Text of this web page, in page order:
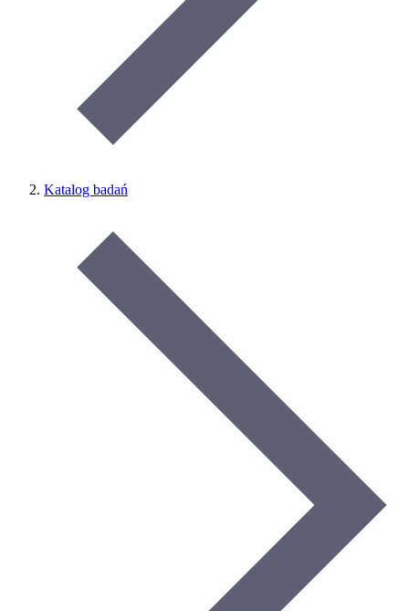
Katalog badań